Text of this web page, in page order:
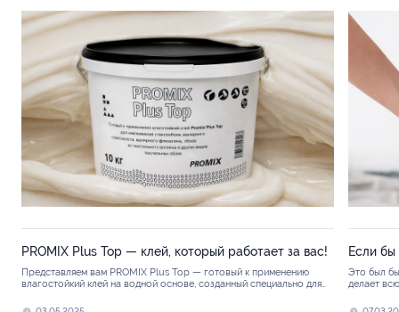
PROMIX Plus Тор — клей, который работает за вас!
Представляем вам PROMIX Plus Тор — готовый к применению
влагостойкий клей на водной основе, созданный специально для
Если
Это был
делает